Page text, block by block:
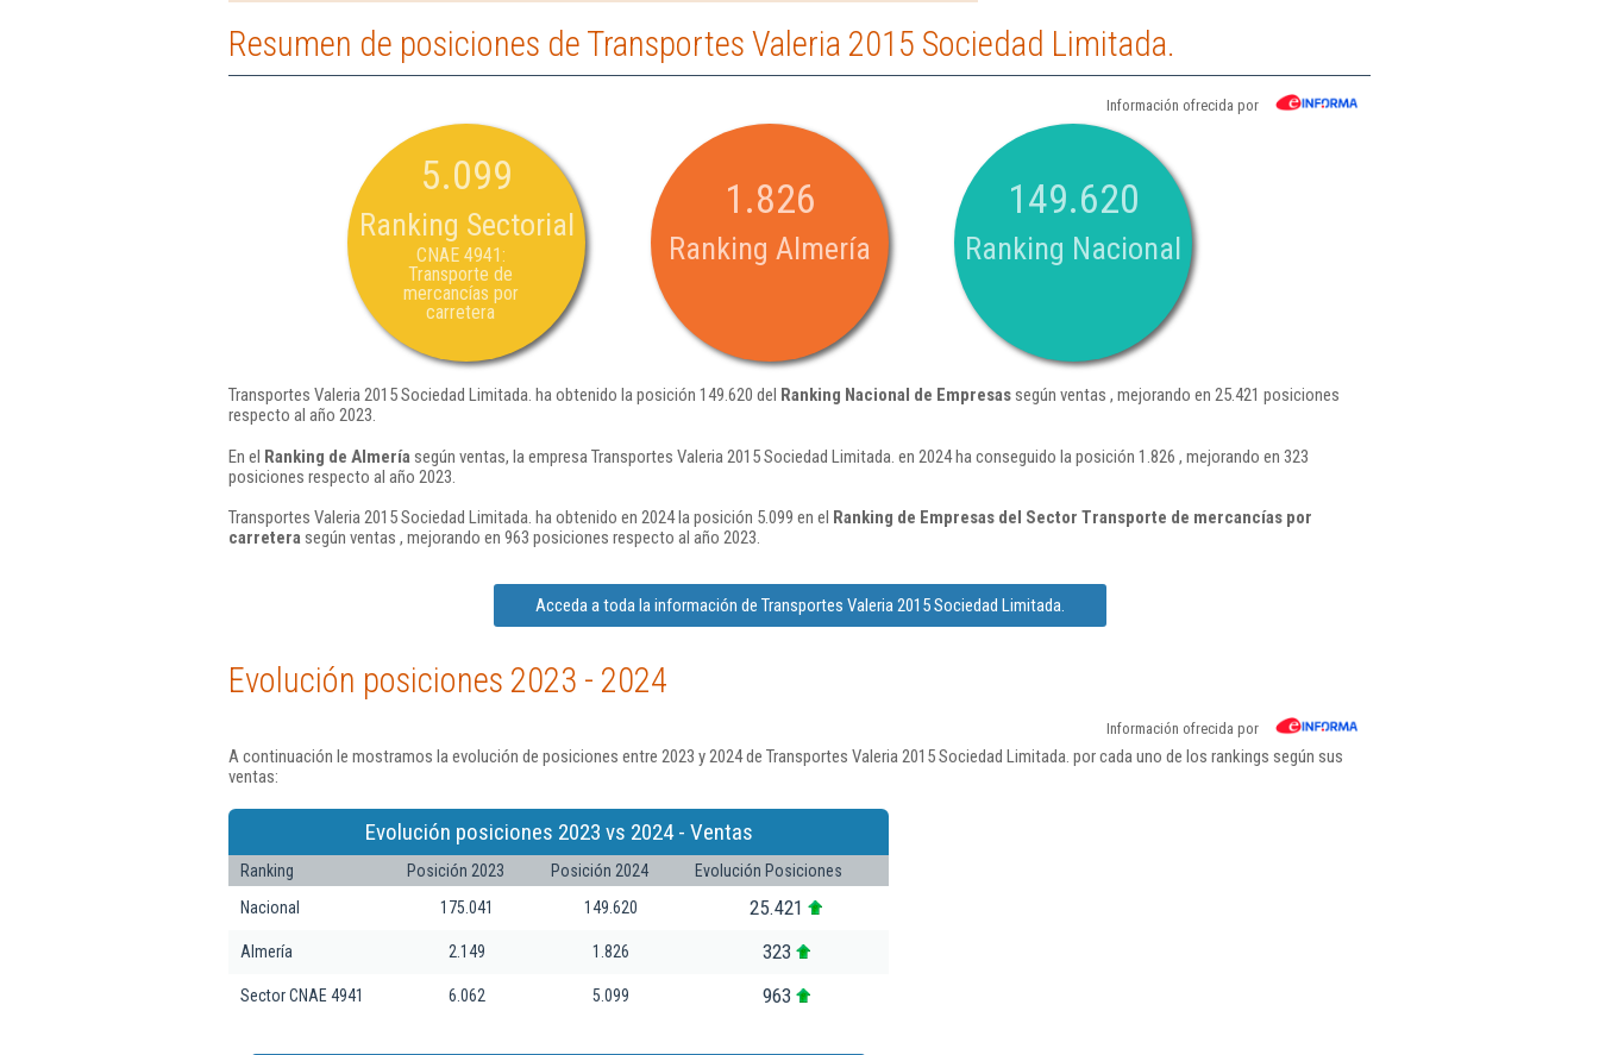
Resumen de posiciones de Transportes Valeria 2015 Sociedad Limitada.
Información ofrecida por
5.099
Ranking Sectorial
CNAE 4941:
Transporte de
mercancías por
carretera
1.826
Ranking Almería
149.620
Ranking Nacional
Transportes Valeria 2015 Sociedad Limitada. ha obtenido la posición 149.620 del Ranking Nacional de Empresassegún ventas , mejorando en 25.421 posiciones
respecto al año 2023.
En el Ranking de Almería según ventas, la empresa Transportes Valeria 2015 Sociedad Limitada. en 2024 ha conseguido la posición 1.826 , mejorando en 323
posiciones respecto al año 2023.
Transportes Valeria 2015 Sociedad Limitada. ha obtenido en 2024 la posición 5.099 en el Ranking de Empresas del Sector Transporte de mercancías por
carreterasegún ventas , mejorando en 963 posiciones respecto al año 2023.
Acceda a toda la información de Transportes Valeria 2015 Sociedad Limitada.
Evolución posiciones 2023 - 2024
Información ofrecida por
A continuación le mostramos la evolución de posiciones entre 2023 y 2024 de Transportes Valeria 2015 Sociedad Limitada. por cada uno de los rankings según sus
ventas:
Evolución posiciones 2023 vs 2024 - Ventas
Ranking Posición 2023 Posición 2024
Evolución Posiciones
Nacional
175.041 149.620 25.421
Almería 2.149 1.826 323
Sector CNAE 4941 6.062 5.099 963